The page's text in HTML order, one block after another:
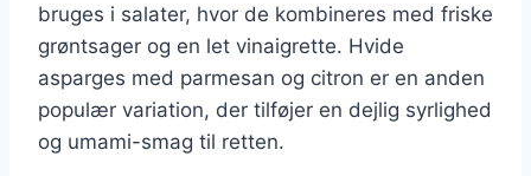
bruges i salater, hvor de kombineres med friske
grøntsager og en let vinaigrette. Hvide
asparges med parmesan og citron er en anden
populær variation, der tilføjer en dejlig syrlighed
og umami-smag til retten.